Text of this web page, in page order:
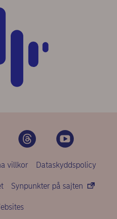
villkor Dataskyddspolicy
Synpunkter på sajten